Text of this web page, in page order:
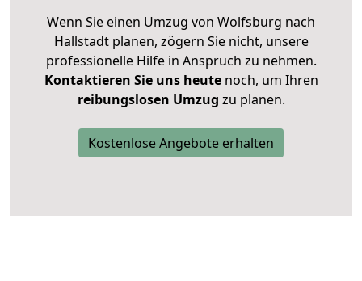
Wenn Sie einen Umzug von Wolfsburg nach
Hallstadt planen, zögern Sie nicht, unsere
professionelle Hilfe in Anspruch zu nehmen.
Kontaktieren Sie uns heutenoch, um Ihren
reibungslosen Umzug zu planen.
Kostenlose Angebote erhalten